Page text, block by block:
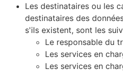
Les destinataires ou les
destinataires des
s'ils existent, sont les
Le responsable du
Les services en
Les services en